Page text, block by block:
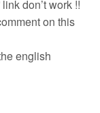
don’t work !!
on this
english